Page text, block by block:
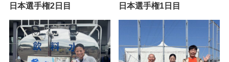
日本選手権2日目 日本選手権1日目